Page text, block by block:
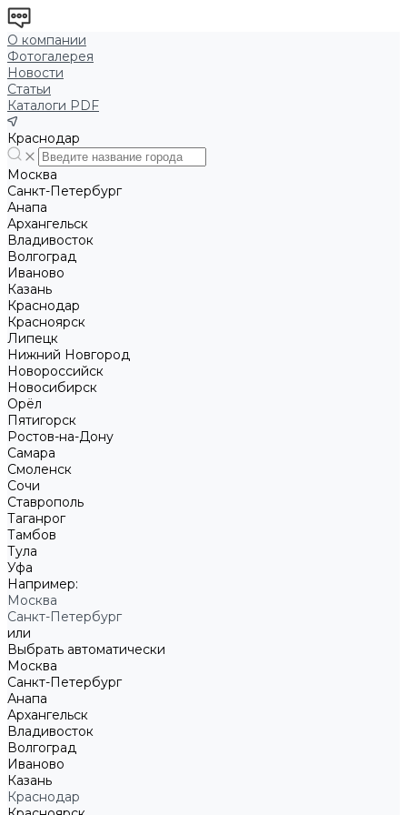
О компании
Фотогалерея
Новости
Статьи
Каталоги PDF
Краснодар
Москва
Санкт-Петербург
Анапа
Архангельск
Владивосток
Волгоград
Иваново
Казань
Краснодар
Красноярск
Липецк
Нижний Новгород
Новороссийск
Новосибирск
Орёл
Пятигорск
Ростов-на-Дону
Самара
Смоленск
Сочи
Ставрополь
Таганрог
Тамбов
Тула
Уфа
Например:
Москва
Санкт-Петербург
или
Выбрать автоматически
Москва
Санкт-Петербург
Анапа
Архангельск
Владивосток
Волгоград
Иваново
Казань
Краснодар